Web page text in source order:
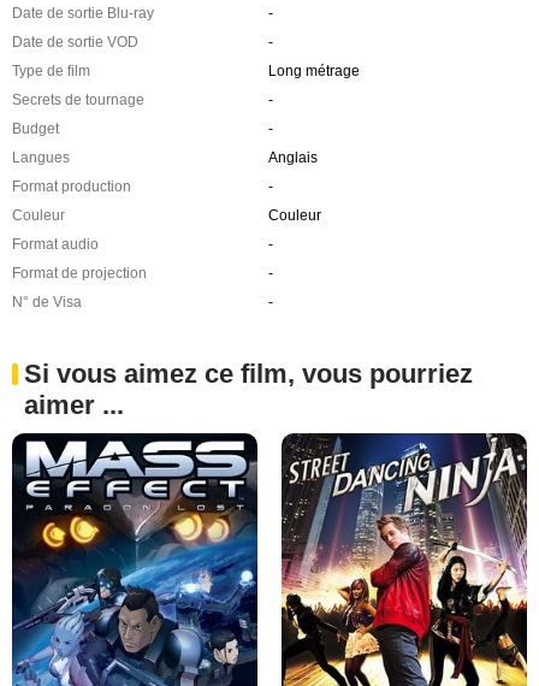
Date de sortie Blu-ray
-
Date de sortie VOD
-
Type de film
Long métrage
Secrets de tournage
-
Budget
-
Langues
Anglais
Format production
-
Couleur
Couleur
Format audio
-
Format de projection
-
N° de Visa
-
Si vous aimez ce film, vous pourriez
aimer ...